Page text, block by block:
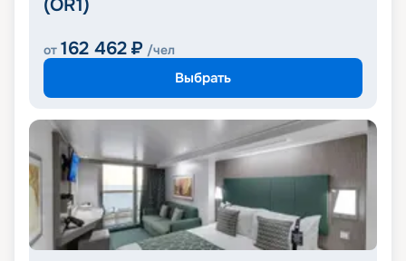
(OR1)
от 162 462 ₽ /чел
Выбрать